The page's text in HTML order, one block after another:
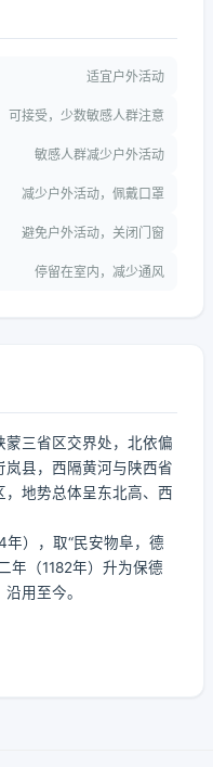
适宜户外活动
可接受，少数敏感人群注意
敏感人群减少户外活动
减少户外活动，佩戴口罩
避免户外活动，关闭门窗
停留在室内，减少通风
三省区交界处，北依偏
县，西隔黄河与陕西省
地势总体呈东北高、西
年），取“民安物阜，德
年（1182年）升为保德
用至今。